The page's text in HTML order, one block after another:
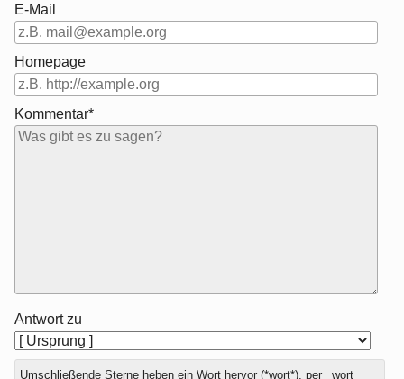
E-Mail
Homepage
Kommentar*
Antwort zu
Umschließende Sterne heben ein Wort hervor (*wort*), per _wort_